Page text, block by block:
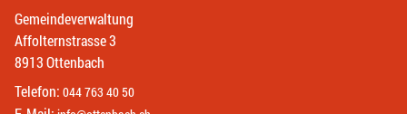
Gemeindeverwaltung
Affolternstrasse 3
8913 Ottenbach
Telefon: 044 763 40 50